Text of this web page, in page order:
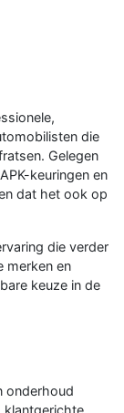
die
Gelegen
keuringen en
dat het ook op
die verder
merken en
keuze in de
onderhoud
klantgerichte